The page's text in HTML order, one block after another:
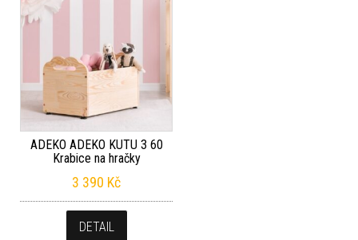
ADEKO ADEKO KUTU 3 60
Krabice na hračky
3 390 Kč
DETAIL